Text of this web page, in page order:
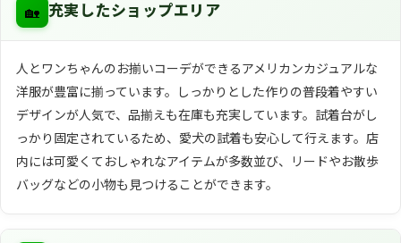
🏡 充実したショップエリア
人とワンちゃんのお揃いコーデができるアメリカンカジュアルな
洋服が豊富に揃っています。しっかりとした作りの普段着やすい
デザインが人気で、品揃えも在庫も充実しています。試着台がし
っかり固定されているため、愛犬の試着も安心して行えます。店
内には可愛くておしゃれなアイテムが多数並び、リードやお散歩
バッグなどの小物も見つけることができます。